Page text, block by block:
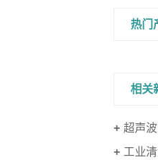
热门
相关
超声
工业